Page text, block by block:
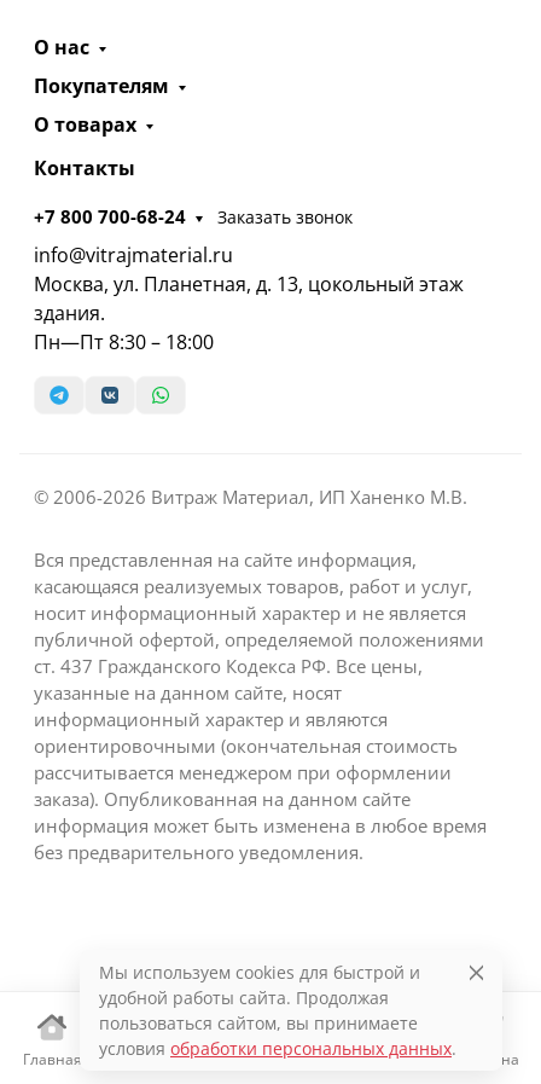
Главная Каталог Избранное Корзина
О нас
Покупателям
О товарах
Контакты
+7 800 700-68-24 Заказать звонок
info@vitrajmaterial.ru
Москва, ул. Планетная, д. 13, цокольный этаж
здания.
Пн—Пт 8:30 – 18:00
© 2006-2026 Витраж Материал, ИП Ханенко М.В.
Вся представленная на сайте информация,
касающаяся реализуемых товаров, работ и услуг,
носит информационный характер и не является
публичной офертой, определяемой положениями
ст. 437 Гражданского Кодекса РФ. Все цены,
указанные на данном сайте, носят
информационный характер и являются
ориентировочными (окончательная стоимость
рассчитывается менеджером при оформлении
заказа). Опубликованная на данном сайте
информация может быть изменена в любое время
без предварительного уведомления.
Мы используем cookies для быстрой и
удобной работы сайта. Продолжая
пользоваться сайтом, вы принимаете
условия обработки персональных данных.